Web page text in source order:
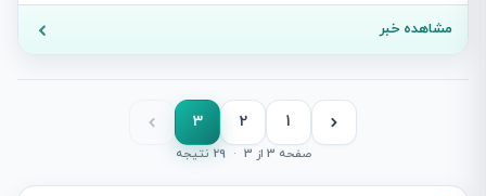
مشاهده خبر
1
2
3
صفحه 3 از 3 · 29 نتیجه